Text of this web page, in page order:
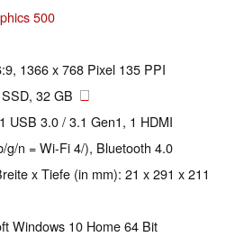
500
1366 x 768 Pixel 135 PPI
32 GB
USB 3.0 / 3.1 Gen1, 1 HDMI
g/n = Wi-Fi 4/), Bluetooth 4.0
x Tiefe (in mm): 21 x 291 x 211
Windows 10 Home 64 Bit